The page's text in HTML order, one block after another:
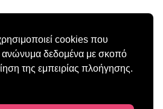
cookies που
δεδομένα με σκοπό
της εμπειρίας πλοήγησης.
ΠΟΛΙΤΙΚΗ ΑΠΟΡΡΗΤΟΥ
ΕΡΩΤΗΣΕΙΣ (FAQ)